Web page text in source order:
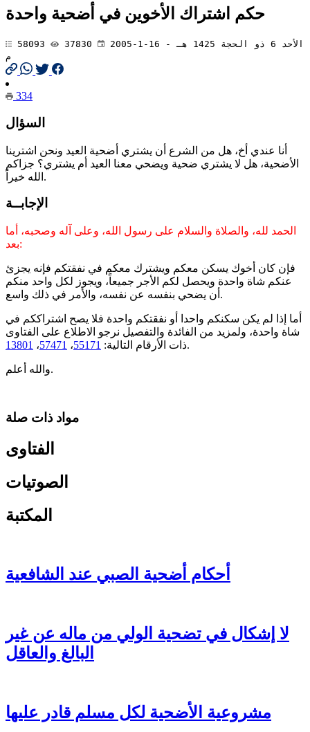
حكم اشتراك الأخوين في أضحية واحدة
58093 37830
الأحد 6 ذو الحجة 1425 هـ - 16-1-2005
م
334
السؤال
أنا عندي أخ، هل من الشرع أن يشتري أضحية العيد ونحن اشترينا
الأضحية، هل لا يشتري ضحية ويضحي معنا العيد أم يشتري؟ جزاكم
الله خيراً.
الإجابــة
الحمد لله، والصلاة والسلام على رسول الله، وعلى آله وصحبه، أما
بعد:
فإن كان أخوك يسكن معكم ويشترك معكم في نفقتكم فإنه يجزئ
عنكم شاة واحدة ويحصل لكم الأجر جميعاً، ويجوز لكل واحد منكم
أن يضحي بنفسه عن نفسه، والأمر في ذلك واسع.
أما إذا لم يكن سكنكم واحدا أو نفقتكم واحدة فلا يصح اشتراككم في
شاة واحدة، ولمزيد من الفائدة والتفصيل نرجو الاطلاع على الفتاوى
ذات الأرقام التالية: 55171، 57471، 13801 .
والله أعلم.
مواد ذات صلة
الفتاوى
الصوتيات
المكتبة
أحكام أضحية الصبي عند الشافعية
لا إشكال في تضحية الولي من ماله عن غير
البالغ والعاقل
مشروعية الأضحية لكل مسلم قادر عليها